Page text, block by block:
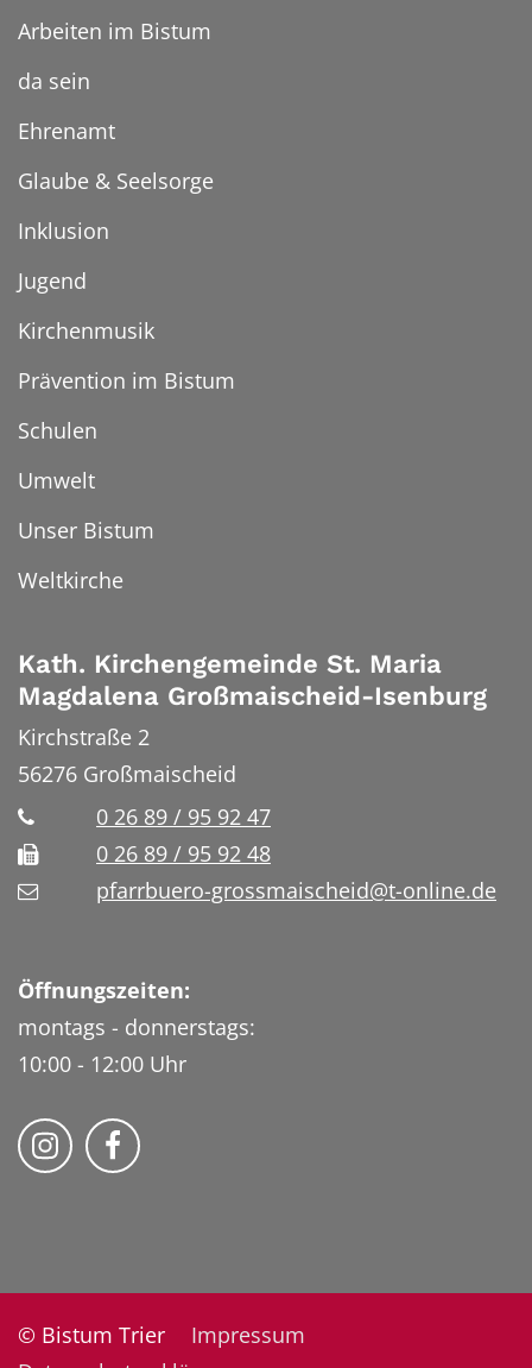
Arbeiten im Bistum
da sein
Ehrenamt
Glaube & Seelsorge
Inklusion
Jugend
Kirchenmusik
Prävention im Bistum
Schulen
Umwelt
Unser Bistum
Weltkirche
Kath. Kirchengemeinde St. Maria
Magdalena Großmaischeid-Isenburg
Kirchstraße 2
56276 Großmaischeid
0 26 89 / 95 92 47
0 26 89 / 95 92 48
pfarrbuero-grossmaischeid@t-online.de
Öffnungszeiten:
montags - donnerstags:
10:00 - 12:00 Uhr
Folge uns auf Instragram
Fogle uns auf Facebook
© Bistum Trier
Impressum